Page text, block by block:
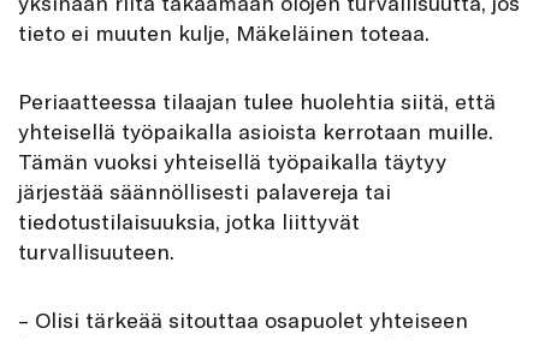
tieto ei muuten kulje, Mäkeläinen toteaa.
Periaatteessa tilaajan tulee huolehtia siitä, että
yhteisellä työpaikalla asioista kerrotaan muille.
Tämän vuoksi yhteisellä työpaikalla täytyy
järjestää säännöllisesti palavereja tai
tiedotustilaisuuksia, jotka liittyvät
turvallisuuteen.
– Olisi tärkeää sitouttaa osapuolet yhteiseen